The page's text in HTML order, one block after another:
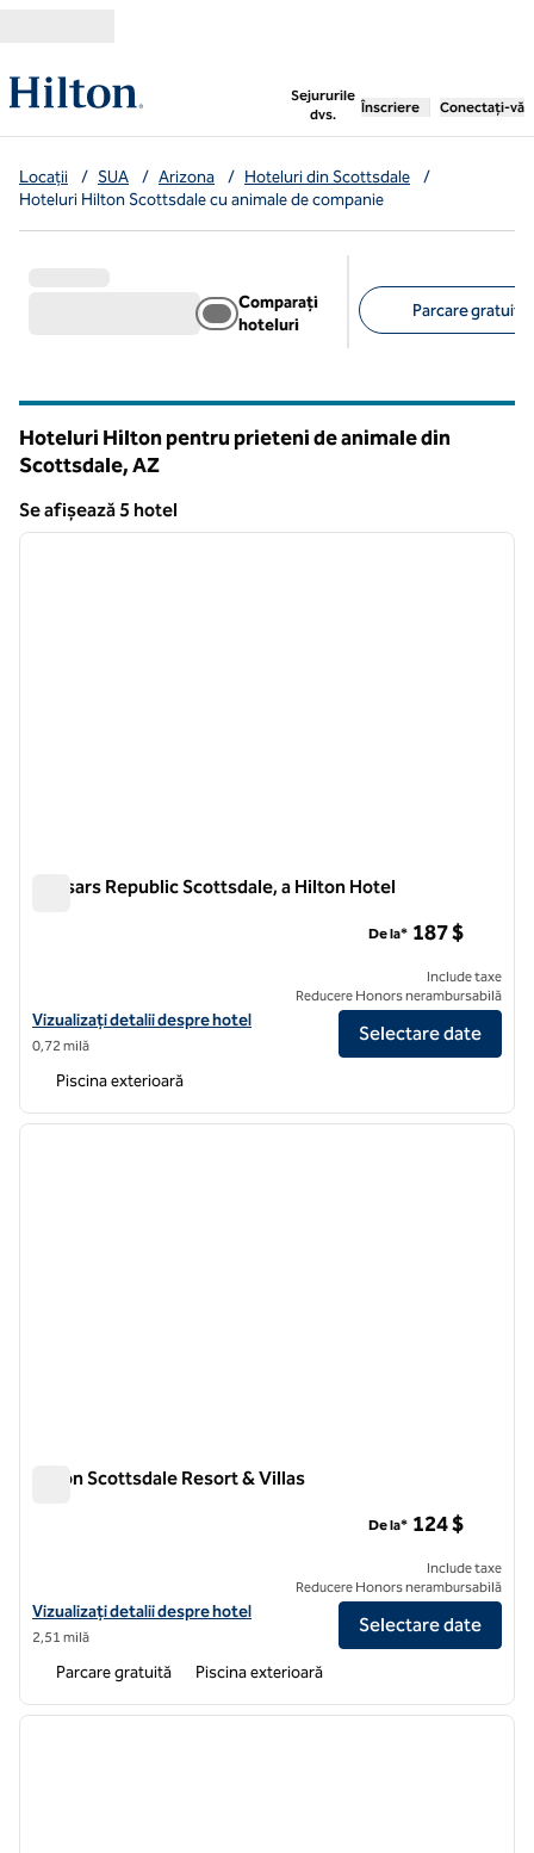
Sejururile
dvs.
, deschide o filă nouă
Înscriere Conectați-vă
Locații / SUA / Arizona / Hoteluri din Scottsdale
/
Hoteluri Hilton Scottsdale cu animale de companie
Comparați
hoteluri
Parcare gratuită
Hoteluri Hilton pentru prieteni de animale din
Scottsdale,AZ
Se afișează 5 hotel
Se afișează 5 hotel
1 din 12
Caesars Republic Scottsdale, a Hilton Hotel
Vizualizați detaliile hotelului Caesars Republic Scottsdale, un hotel
Vizualizați detalii despre hotel
0,72 milă
De la* 187 $
Include taxe
Reducere Honors nerambursabilă
Selectare date
Piscina exterioară
1 din 12
Hilton Scottsdale Resort & Villas
Vizualizați detaliile hotelului Hilton Scottsdale Resort & Villas
Vizualizați detalii despre hotel
2,51 milă
De la* 124 $
Include taxe
Reducere Honors nerambursabilă
Selectare date
Parcare gratuită Piscina exterioară
1 din 12